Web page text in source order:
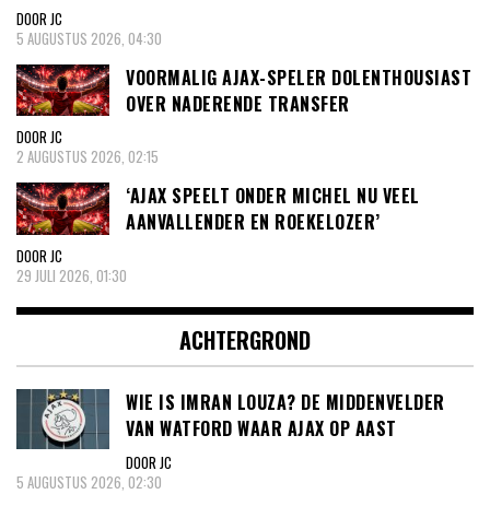
DOOR JC
5 AUGUSTUS 2026, 04:30
VOORMALIG AJAX-SPELER DOLENTHOUSIAST
OVER NADERENDE TRANSFER
DOOR JC
2 AUGUSTUS 2026, 02:15
‘AJAX SPEELT ONDER MICHEL NU VEEL
AANVALLENDER EN ROEKELOZER’
DOOR JC
29 JULI 2026, 01:30
ACHTERGROND
WIE IS IMRAN LOUZA? DE MIDDENVELDER
VAN WATFORD WAAR AJAX OP AAST
DOOR JC
5 AUGUSTUS 2026, 02:30